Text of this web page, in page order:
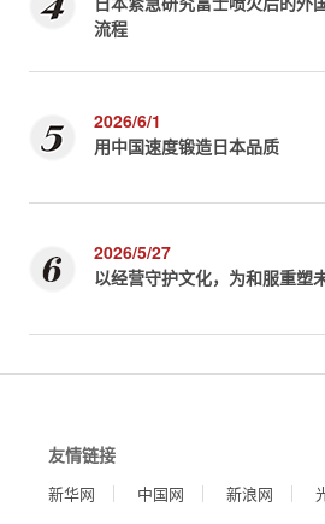
流程
2026/6/1
用中国速度锻造日本品质
2026/5/27
以经营守护文化，为和服重塑
友情链接
新华网 中国网 新浪网